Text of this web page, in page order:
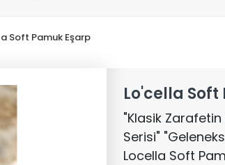
Soft Pamuk Eşarp
Lo'cella Soft
"Klasik
Serisi"
Locella Soft